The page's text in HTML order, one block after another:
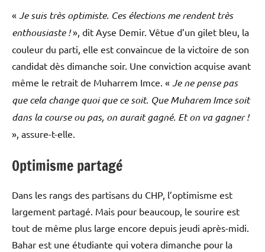
« Je suis très optimiste. Ces élections me rendent très
enthousiaste !», dit Ayse Demir. Vêtue d’un gilet bleu, la
couleur du parti, elle est convaincue de la victoire de son
candidat dès dimanche soir. Une conviction acquise avant
même le retrait de Muharrem Imce. « Je ne pense pas
que cela change quoi que ce soit. Que Muharem Imce soit
dans la course ou pas, on aurait gagné. Et on va gagner !
», assure-t-elle.
Optimisme partagé
Dans les rangs des partisans du CHP, l’optimisme est
largement partagé. Mais pour beaucoup, le sourire est
tout de même plus large encore depuis jeudi après-midi.
Bahar est une étudiante qui votera dimanche pour la